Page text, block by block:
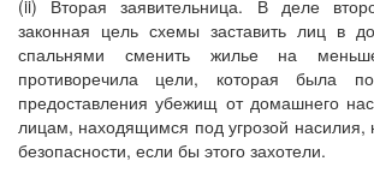
(ii) Вторая заявительница. В деле
законная цель схемы заставить лиц в
спальнями сменить жилье на
противоречила цели, которая была
предоставления убежищ от домашнего
лицам, находящимся под угрозой насилия,
безопасности, если бы этого захотели.